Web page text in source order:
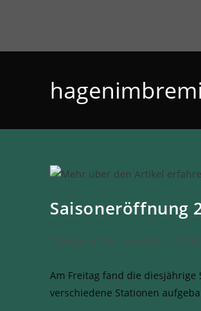
Saisoneröffnung
Hagener SV - Handball
Am Freitag fand die
verschiedene Stationen